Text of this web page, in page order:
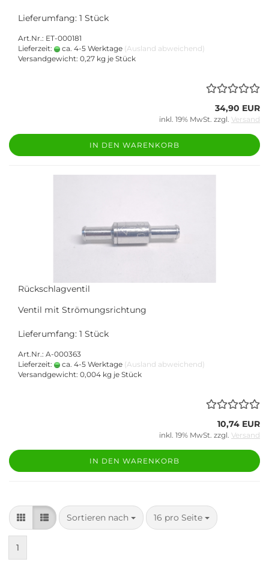
Lieferumfang: 1 Stück
Art.Nr.: ET-000181
Lieferzeit:
ca. 4-5 Werktage (Ausland abweichend)
Versandgewicht: 0,27 kg je Stück
34,90 EUR
inkl. 19% MwSt. zzgl. Versand
IN DEN WARENKORB
Rückschlagventil
Ventil mit Strömungsrichtung
Lieferumfang: 1 Stück
Art.Nr.: A-000363
Lieferzeit:
ca. 4-5 Werktage (Ausland abweichend)
Versandgewicht: 0,004 kg je Stück
10,74 EUR
inkl. 19% MwSt. zzgl. Versand
IN DEN WARENKORB
Sortieren nach
Sortieren nach 16 pro Seite
pro Seite
1